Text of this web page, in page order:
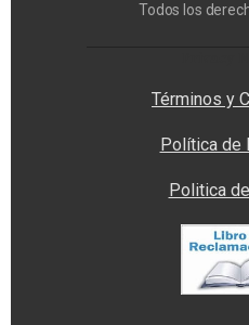
Todos los
Términos y
Política de
Politica